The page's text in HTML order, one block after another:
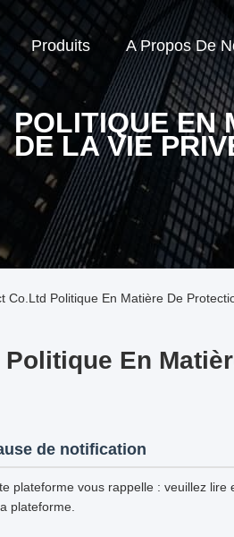
Produits A Propos De
POLITIQUE EN
DE LA VIE
Co.Ltd Politique En Matière De
Politique En
de notification
plateforme vous rappelle : veuillez
plateforme.